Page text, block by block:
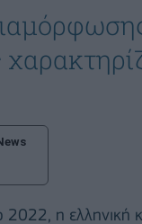
2022, η ελληνική